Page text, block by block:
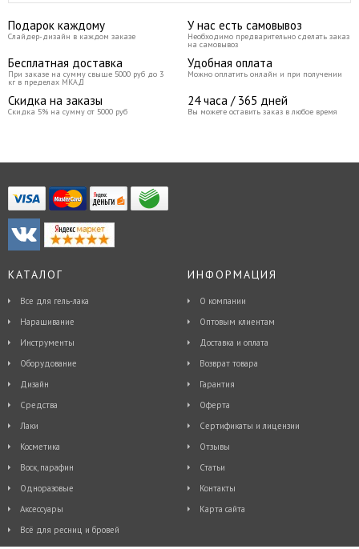
Подарок каждому
Слайдер-дизайн в каждом заказе
У нас есть самовывоз
Необходимо предварительно сделать заказ
на самовывоз
Бесплатная доставка
При заказе на сумму свыше 5000 руб до 3
кг в пределах МКАД
Удобная оплата
Можно оплатить онлайн и при получении
Скидка на заказы
Скидка 5% на сумму от 5000 руб
24 часа / 365 дней
Вы можете оставить заказ в любое время
КАТАЛОГ
Все для гель-лака
Наращивание
Инструменты
Оборудование
Дизайн
Средства
Лаки
Косметика
Воск, парафин
Одноразовые
Аксессуары
Всё для ресниц и бровей
ИНФОРМАЦИЯ
О компании
Оптовым клиентам
Доставка и оплата
Возврат товара
Гарантия
Оферта
Сертификаты и лицензии
Отзывы
Статьи
Контакты
Карта сайта